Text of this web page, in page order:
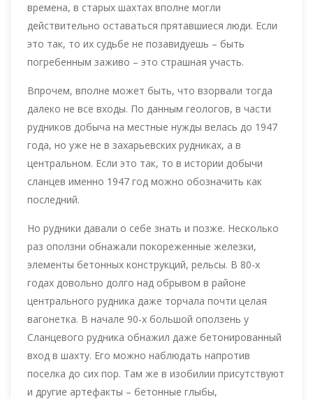
времена, в старых шахтах вполне могли
действительно оставаться прятавшиеся люди. Если
это так, то их судьбе не позавидуешь – быть
погребенным заживо – это страшная участь.
Впрочем, вполне может быть, что взорвали тогда
далеко не все входы. По данным геологов, в части
рудников добыча на местные нужды велась до 1947
года, но уже не в захарьевских рудниках, а в
центральном. Если это так, то в истории добычи
сланцев именно 1947 год можно обозначить как
последний.
Но рудники давали о себе знать и позже. Несколько
раз оползни обнажали покореженные железки,
элементы бетонных конструкций, рельсы. В 80-х
годах довольно долго над обрывом в районе
центрального рудника даже торчала почти целая
вагонетка. В начале 90-х большой оползень у
Сланцевого рудника обнажил даже бетонированный
вход в шахту. Его можно наблюдать напротив
поселка до сих пор. Там же в изобилии присутствуют
и другие артефакты – бетонные глыбы,